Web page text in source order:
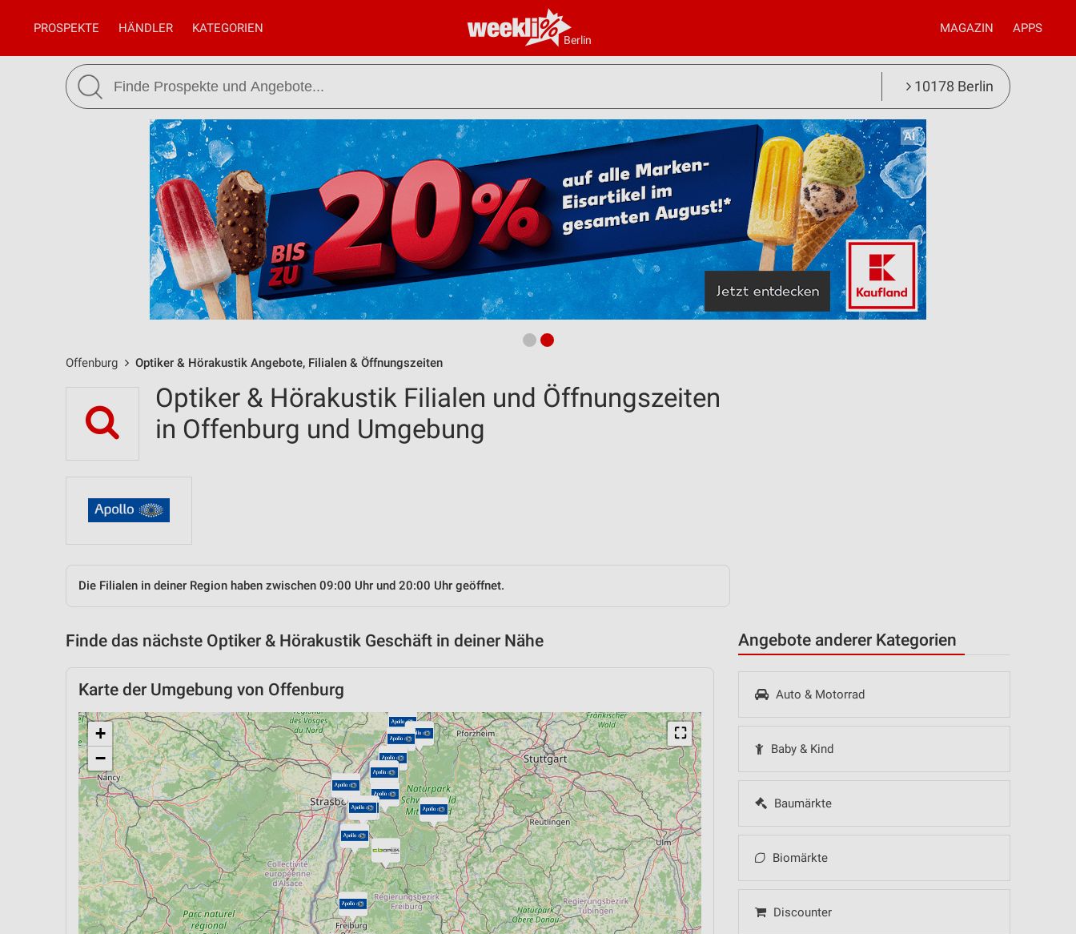
Berlin
PROSPEKTE HÄNDLER KATEGORIEN MAGAZIN APPS
10178 Berlin
Offenburg Optiker & Hörakustik Angebote, Filialen & Öffnungszeiten
Angebote anderer Kategorien
Auto & Motorrad
Baby & Kind
Baumärkte
Biomärkte
Discounter
Optiker & Hörakustik Filialen und Öffnungszeiten
in Offenburg und Umgebung
Die Filialen in deiner Region haben zwischen 09:00 Uhr und 20:00 Uhr geöffnet.
Finde das nächste Optiker & Hörakustik Geschäft in deiner Nähe
Karte der Umgebung von Offenburg
⛶
+
−